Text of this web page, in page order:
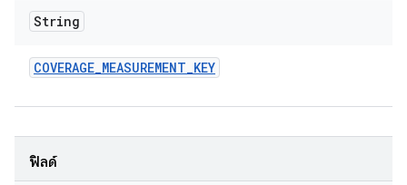
String
COVERAGE_MEASUREMENT_KEY
ฟิลด์